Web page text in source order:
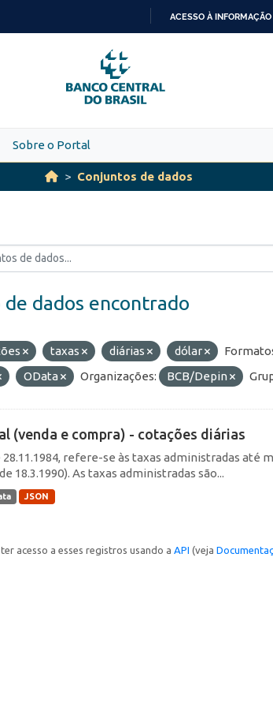
PARA
O
CONTEÚDO
ACESSO À INFORMAÇÃO
Sobre o Portal
Conjuntos de dados
dados encontrado
taxas diárias dólar
OData Organizações: BCB/Depin
(venda e compra) - cotações diárias
refere-se às taxas administradas até
18.3.1990). As taxas administradas são...
JSON
acesso a esses registros usando a API (veja